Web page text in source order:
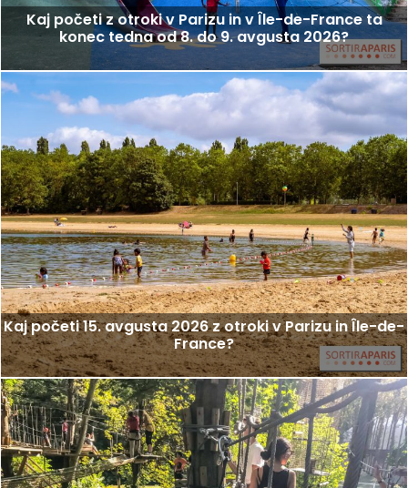
Kaj početi z otroki v Parizu in v Île-de-France ta
konec tedna od 8. do 9. avgusta 2026?
Kaj početi 15. avgusta 2026 z otroki v Parizu in Île-de-
France?